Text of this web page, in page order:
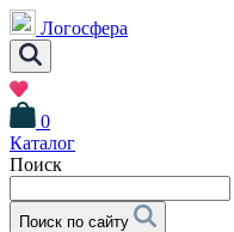
Логосфера
0
Каталог
Поиск
Поиск по сайту